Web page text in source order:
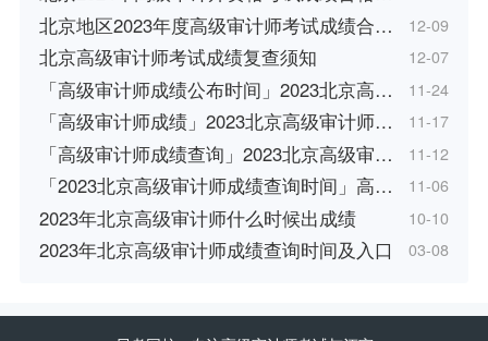
北京地区2023年度高级审计师考试成绩合… 12-09
北京高级审计师考试成绩复查须知 12-07
「高级审计师成绩公布时间」2023北京高… 11-24
「高级审计师成绩」2023北京高级审计师… 11-17
「高级审计师成绩查询」2023北京高级审… 11-12
「2023北京高级审计师成绩查询时间」高… 11-06
2023年北京高级审计师什么时候出成绩 10-10
2023年北京高级审计师成绩查询时间及入口 03-08